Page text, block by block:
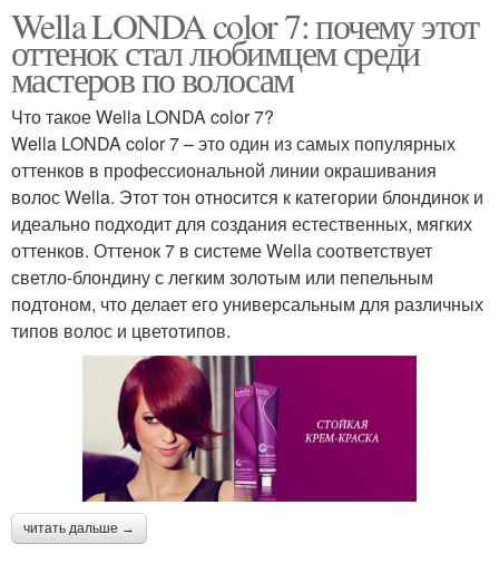
Wella LONDA color 7: почему этот
оттенок стал любимцем среди
мастеров по волосам
Что такое Wella LONDA color 7?
Wella LONDA color 7 – это один из самых популярных
оттенков в профессиональной линии окрашивания
волос Wella. Этот тон относится к категории блондинок и
идеально подходит для создания естественных, мягких
оттенков. Оттенок 7 в системе Wella соответствует
светло-блондину с легким золотым или пепельным
подтоном, что делает его универсальным для различных
типов волос и цветотипов.
читать дальше →